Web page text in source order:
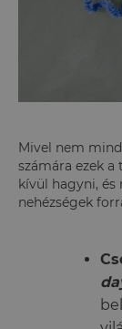
Mivel nem
számára ezek
kívül hagyni, és
nehézségek